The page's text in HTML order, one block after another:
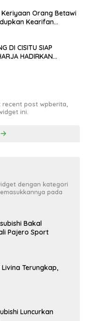
Keriyaan Orang Betawi
Kearifan
DI CISITU SIAP
HADIRKAN
post wpberita,
ini.
dengan kategori
pada
Bakal
Pajero Sport
Terungkap,
Luncurkan